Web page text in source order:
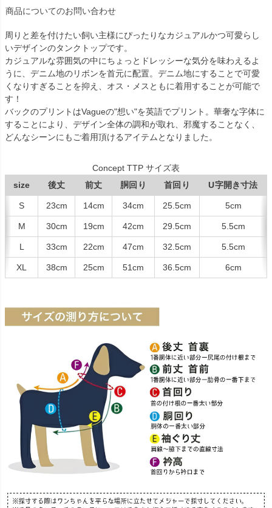
商品についてのお問い合わせ
周りと差を付けたい飼い主様にぴったりなカジュアルかつ可愛らし
いデザインのタンクトップです。
カジュアルな雰囲気の中にちょっとドレッシーな気分を味わえるよ
うに、デニム地のリボンを首元に配置。デニム地にすることで可愛
くなりすぎることを抑え、オス・メスともに着用することが可能で
す！
バックのプリントはVagueの"想い"を英語でプリント。華奢な字体に
することにより、デザイン全体の調和が取れ、邪魔することなく、
どんなシーンにもご着用頂けるアイテムとなりました。
Concept TTP サイズ表
size
後丈 前丈 胴回り 首回り U字開き寸法
S 23cm 14cm 34cm 25.5cm 5cm
M 30cm 19cm 42cm 29.5cm 5.5cm
L 33cm 22cm 47cm 32.5cm 5.5cm
XL 38cm 25cm 51cm 36.5cm 6cm